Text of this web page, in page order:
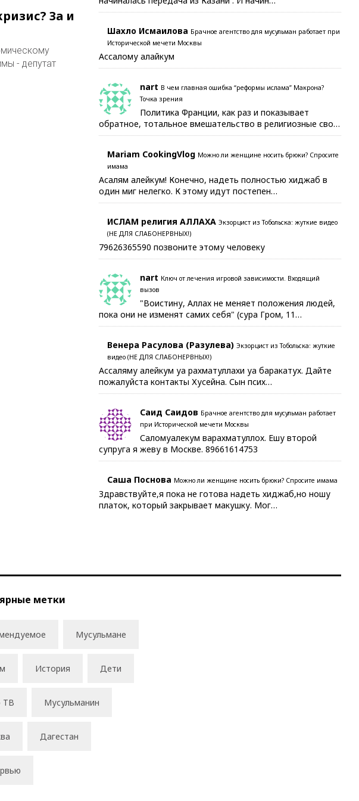
За и
- депутат
Шахло Исмаилова Брачное агентство для мусульман работает при
Исторической мечети Москвы
Ассалому алайкум
nart В чем главная ошибка “реформы ислама” Макрона?
Точка зрения
Политика Франции, как раз и показывает
обратное, тотальное вмешательство в религиозные сво…
Mariam CookingVlog Можно ли женщине носить брюки? Спросите
имама
Асалям алейкум! Конечно, надеть полностью хиджаб в
один миг нелегко. К этому идут постепен…
ИСЛАМ религия АЛЛАХА Экзорцист из Тобольска: жуткие видео
(НЕ ДЛЯ СЛАБОНЕРВНЫХ!)
79626365590 позвоните этому человеку
nart Ключ от лечения игровой зависимости. Входящий
вызов
"Воистину, Аллах не меняет положения людей,
пока они не изменят самих себя" (сура Гром, 11…
Венера Расулова (Разулева) Экзорцист из Тобольска: жуткие
видео (НЕ ДЛЯ СЛАБОНЕРВНЫХ!)
Ассаляму алейкум уа рахматуллахи уа баракатух. Дайте
пожалуйста контакты Хусейна. Сын псих…
Саид Саидов Брачное агентство для мусульман работает
при Исторической мечети Москвы
Саломуалекум варахматуллох. Ешу второй
супруга я жеву в Москве. 89661614753
Саша Поснова Можно ли женщине носить брюки? Спросите имама
Здравствуйте,я пока не готова надеть хиджаб,но ношу
платок, который закрывает макушку. Мог…
метки
Мусульмане
История Дети
ТВ Мусульманин
Дагестан